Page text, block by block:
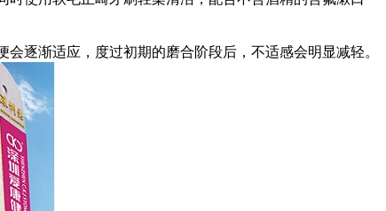
逐渐适应，度过初期的磨合阶段后，不适感会明显减轻。